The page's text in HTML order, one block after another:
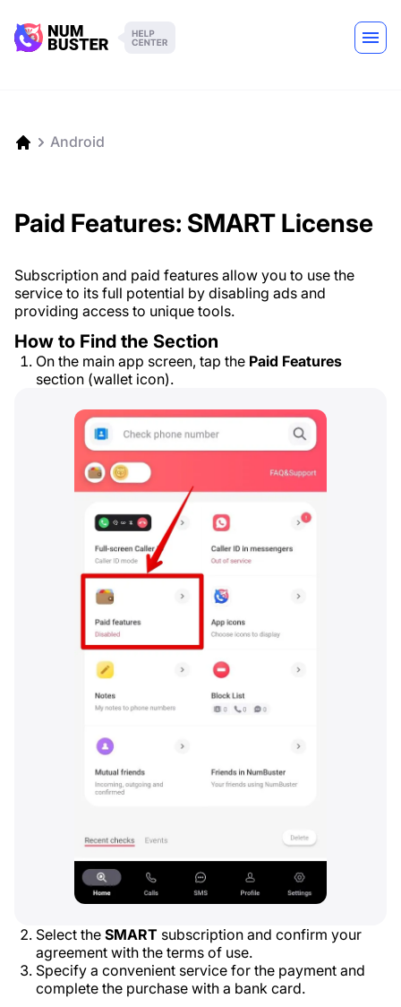
Android
Paid Features: SMART License
Subscription and paid features allow you to use the
service to its full potential by disabling ads and
providing access to unique tools.
How to Find the Section
On the main app screen, tap the Paid Features
section (wallet icon).
Select the SMART subscription and confirm your
agreement with the terms of use.
Specify a convenient service for the payment and
complete the purchase with a bank card.